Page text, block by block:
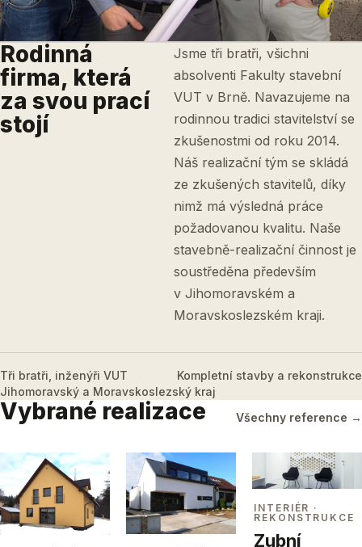
Rodinná
firma, která
za svou prací
stojí
Jsme tři bratři, všichni
absolventi Fakulty stavební
VUT v Brně. Navazujeme na
rodinnou tradici stavitelství se
zkušenostmi od roku 2014.
Náš realizační tým se skládá
ze zkušených stavitelů, díky
nimž má výsledná práce
požadovanou kvalitu. Naše
stavebně-realizační činnost je
soustředěna především
v Jihomoravském a
Moravskoslezském kraji.
Tři bratři, inženýři VUT
Kompletní stavby a rekonstrukce
Jihomoravský a Moravskoslezský kraj
Vybrané realizace Všechny reference →
INTERIÉR ·
REKONSTRUKCE
Zubní